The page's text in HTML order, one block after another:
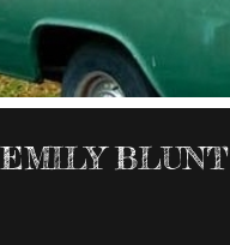
EMILY BLUNT